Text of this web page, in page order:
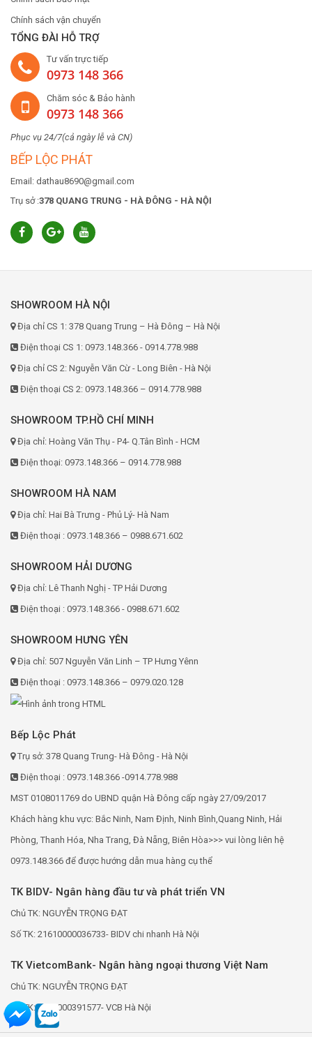
Chính sách vận chuyển
TỔNG ĐÀI HỖ TRỢ
Tư vấn trực tiếp
0973 148 366
Chăm sóc & Bảo hành
0973 148 366
Phục vụ 24/7(cả ngày lễ và CN)
BẾP LỘC PHÁT
Email: dathau8690@gmail.com
Trụ sở :378 QUANG TRUNG - HÀ ĐÔNG - HÀ NỘI
SHOWROOM HÀ NỘI
Địa chỉ CS 1: 378 Quang Trung – Hà Đông – Hà Nội
Điện thoại CS 1: 0973.148.366 - 0914.778.988
Địa chỉ CS 2: Nguyễn Văn Cừ - Long Biên - Hà Nội
Điện thoại CS 2: 0973.148.366 – 0914.778.988
SHOWROOM TP.HỒ CHÍ MINH
Địa chỉ: Hoàng Văn Thụ - P4- Q.Tân Bình - HCM
Điện thoại: 0973.148.366 – 0914.778.988
SHOWROOM HÀ NAM
Địa chỉ: Hai Bà Trưng - Phủ Lý- Hà Nam
Điện thoại : 0973.148.366 – 0988.671.602
SHOWROOM HẢI DƯƠNG
Địa chỉ: Lê Thanh Nghị - TP Hải Dương
Điện thoại : 0973.148.366 - 0988.671.602
SHOWROOM HƯNG YÊN
Địa chỉ: 507 Nguyễn Văn Linh – TP Hưng Yênn
Điện thoại : 0973.148.366 – 0979.020.128
Bếp Lộc Phát
Trụ sở: 378 Quang Trung- Hà Đông - Hà Nội
Điện thoại : 0973.148.366 -0914.778.988
MST 0108011769 do UBND quận Hà Đông cấp ngày 27/09/2017
Khách hàng khu vực: Bắc Ninh, Nam Định, Ninh Bình,Quang Ninh, Hải
Phòng, Thanh Hóa, Nha Trang, Đà Nẵng, Biên Hòa>>> vui lòng liên hệ
0973.148.366 để được hướng dẫn mua hàng cụ thể
TK BIDV- Ngân hàng đầu tư và phát triển VN
Chủ TK: NGUYỄN TRỌNG ĐẠT
Số TK: 21610000036733- BIDV chi nhanh Hà Nội
TK VietcomBank- Ngân hàng ngoại thương Việt Nam
Chủ TK: NGUYỄN TRỌNG ĐẠT
Số TK: 0691000391577- VCB Hà Nội